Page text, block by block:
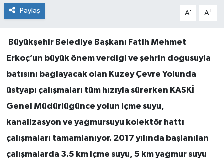
Paylaş A- A+
Büyükşehir Belediye Başkanı Fatih Mehmet
Erkoç’un büyük önem verdiği ve şehrin doğusuyla
batısını bağlayacak olan Kuzey Çevre Yolunda
üstyapı çalışmaları tüm hızıyla sürerken KASKİ
Genel Müdürlüğünce yolun içme suyu,
kanalizasyon ve yağmursuyu kolektör hattı
çalışmaları tamamlanıyor. 2017 yılında başlanılan
çalışmalarda 3.5 km içme suyu, 5 km yağmur suyu